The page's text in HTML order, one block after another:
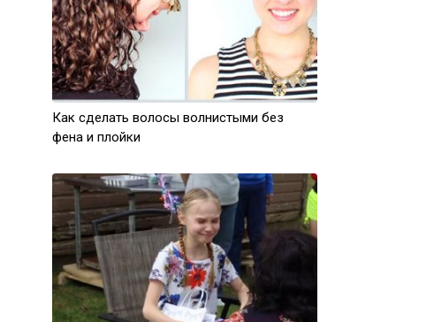
Как сделать волосы волнистыми без
фена и плойки